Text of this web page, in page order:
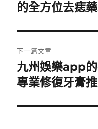
導
覽
一
文
章:
的全方位去痣
下一篇文章
下
一
文
九州娛樂app
專業修復牙膏